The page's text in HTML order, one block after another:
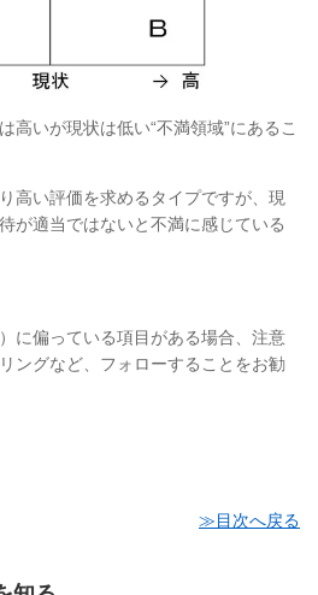
高いが現状は低い“不満領域”にあるこ
高い評価を求めるタイプですが、現
が適当ではないと不満に感じている
に偏っている項目がある場合、注意
ングなど、フォローすることをお勧
≫目次へ戻る